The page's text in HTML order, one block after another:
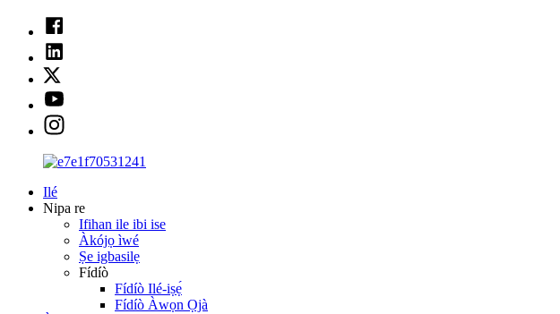
Ilé
Nipa re
Ifihan ile ibi ise
Àkójọ ìwé
Ṣe igbasilẹ
Fídíò
Fídíò Ilé-iṣẹ́
Fídíò Àwọn Ọjà